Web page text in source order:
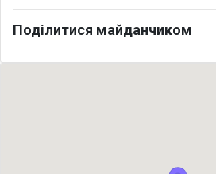
Поділитися майданчиком